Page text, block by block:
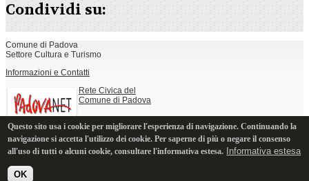
Condividi su:
Comune di Padova
Settore Cultura e Turismo
Informazioni e Contatti
Rete Civica del
Comune di Padova
Note legali, privacy e cookie
Questo sito usa i cookie per migliorare l'esperienza di navigazione. Continuando la
navigazione si accetta l'utilizzo dei cookie. Per saperne di più o negare il consenso
all'uso di tutti o alcuni cookie, consultare l'informativa estesa. Informativa estesa
OK